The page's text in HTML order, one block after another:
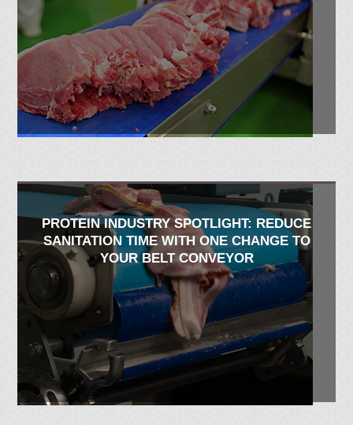
PROTEIN INDUSTRY SPOTLIGHT: REDUCE
SANITATION TIME WITH ONE CHANGE TO
YOUR BELT CONVEYOR